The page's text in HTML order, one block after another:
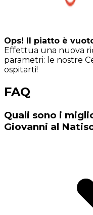
Ops! Il piatto è
Effettua una nuova
parametri: le nostre
ospitarti!
FAQ
Quali sono i
Giovanni al